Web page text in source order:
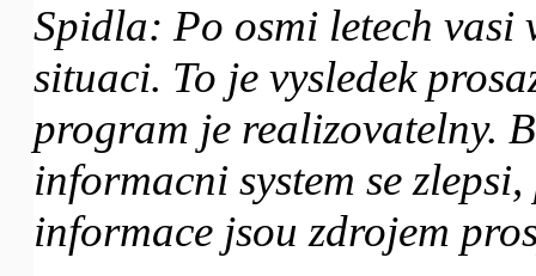
Spidla: Po osmi letech vasi
situaci. To je vysledek
program je realizovatelny.
informacni system se
informace jsou zdrojem